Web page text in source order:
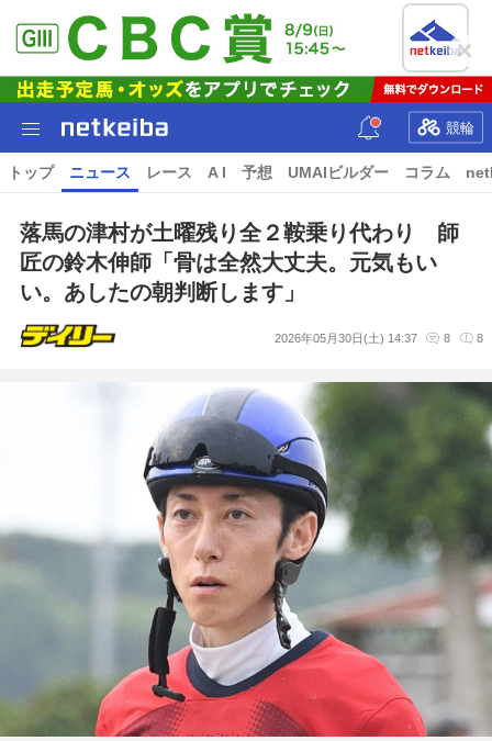
競輪
トップ ニュース レース A I 予想 UMAIビルダー コラム
落馬の津村が土曜残り全２鞍乗り代わり 師
匠の鈴木伸師「骨は全然大丈夫。元気もい
い。あしたの朝判断します」
2026年05月30日(土) 14:37 8 8